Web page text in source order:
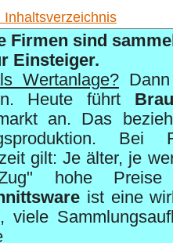
Inhaltsverzeichnis
Firmen sind
Einsteiger.
Wertanlage?
Heute führt
an. Das
Bei
gilt: Je älter, je
hohe
ist eine
viele